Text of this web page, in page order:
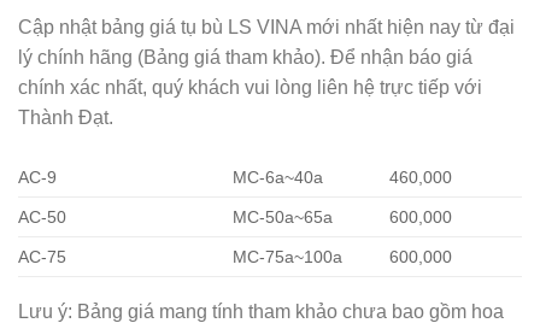
Cập nhật bảng giá tụ bù LS VINA mới nhất hiện nay từ đại
lý chính hãng (Bảng giá tham khảo). Để nhận báo giá
chính xác nhất, quý khách vui lòng liên hệ trực tiếp với
Thành Đạt.
AC-9 MC-6a~40a 460,000
AC-50 MC-50a~65a 600,000
AC-75 MC-75a~100a 600,000
Lưu ý: Bảng giá mang tính tham khảo chưa bao gồm hoa